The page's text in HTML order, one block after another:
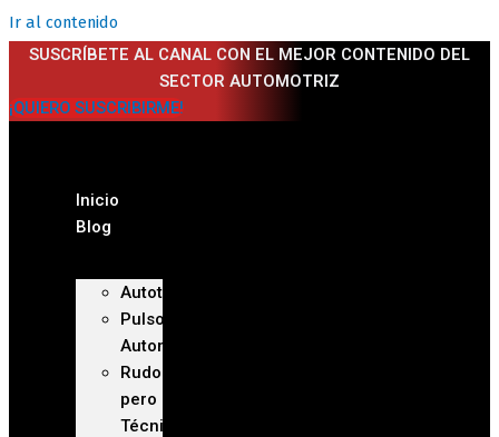
Ir al contenido
SUSCRÍBETE AL CANAL CON EL MEJOR CONTENIDO DEL
SECTOR AUTOMOTRIZ
¡QUIERO SUSCRIBIRME!
Inicio
Blog
Autoteca
Pulso
Automotriz
Rudo
pero
Técnico